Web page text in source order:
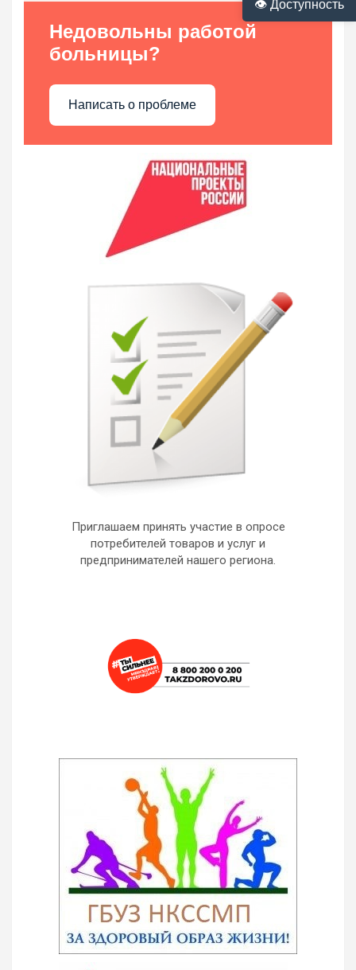
👁 Доступность
Недовольны работой
больницы?
Написать о проблеме
Приглашаем принять участие в опросе
потребителей товаров и услуг и
предпринимателей нашего региона.